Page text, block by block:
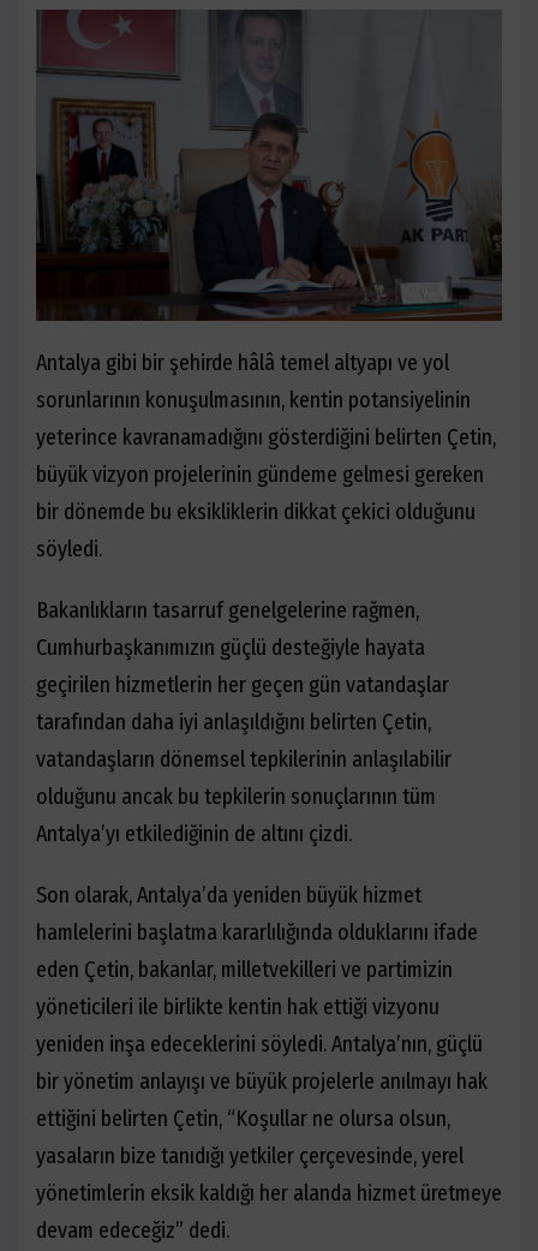
Antalya gibi bir şehirde hâlâ temel altyapı ve yol
sorunlarının konuşulmasının, kentin potansiyelinin
yeterince kavranamadığını gösterdiğini belirten Çetin,
büyük vizyon projelerinin gündeme gelmesi gereken
bir dönemde bu eksikliklerin dikkat çekici olduğunu
söyledi.
Bakanlıkların tasarruf genelgelerine rağmen,
Cumhurbaşkanımızın güçlü desteğiyle hayata
geçirilen hizmetlerin her geçen gün vatandaşlar
tarafından daha iyi anlaşıldığını belirten Çetin,
vatandaşların dönemsel tepkilerinin anlaşılabilir
olduğunu ancak bu tepkilerin sonuçlarının tüm
Antalya’yı etkilediğinin de altını çizdi.
Son olarak, Antalya’da yeniden büyük hizmet
hamlelerini başlatma kararlılığında olduklarını ifade
eden Çetin, bakanlar, milletvekilleri ve partimizin
yöneticileri ile birlikte kentin hak ettiği vizyonu
yeniden inşa edeceklerini söyledi. Antalya’nın, güçlü
bir yönetim anlayışı ve büyük projelerle anılmayı hak
ettiğini belirten Çetin, “Koşullar ne olursa olsun,
yasaların bize tanıdığı yetkiler çerçevesinde, yerel
yönetimlerin eksik kaldığı her alanda hizmet üretmeye
devam edeceğiz” dedi.